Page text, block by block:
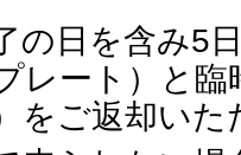
の日を含み5
レート）と
をご返却いた